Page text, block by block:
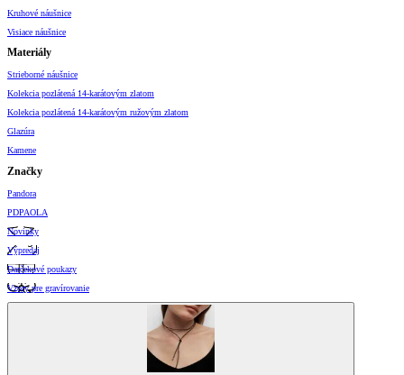
Kruhové náušnice
Visiace náušnice
Materiály
Strieborné náušnice
Kolekcia pozlátená 14-karátovým zlatom
Kolekcia pozlátená 14-karátovým ružovým zlatom
Glazúra
Kamene
Značky
Pandora
PDPAOLA
Novinky
Výpredaj
Darčekové poukazy
Vzory pre gravírovanie